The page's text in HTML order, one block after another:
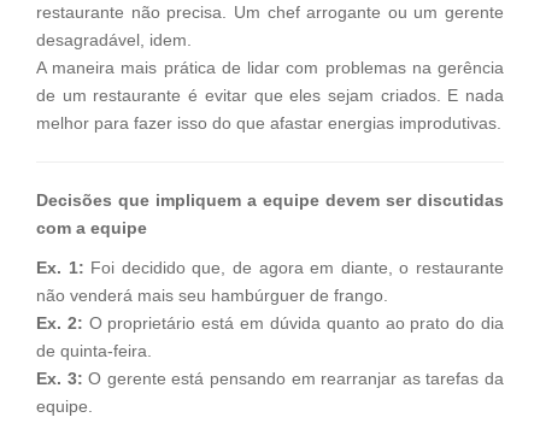
restaurante não precisa. Um chef arrogante ou um gerente
desagradável, idem.
A maneira mais prática de lidar com problemas na gerência
de um restaurante é evitar que eles sejam criados. E nada
melhor para fazer isso do que afastar energias improdutivas.
Decisões que impliquem a equipe devem ser discutidas
com a equipe
Ex. 1: Foi decidido que, de agora em diante, o restaurante
não venderá mais seu hambúrguer de frango.
Ex. 2: O proprietário está em dúvida quanto ao prato do dia
de quinta-feira.
Ex. 3: O gerente está pensando em rearranjar as tarefas da
equipe.